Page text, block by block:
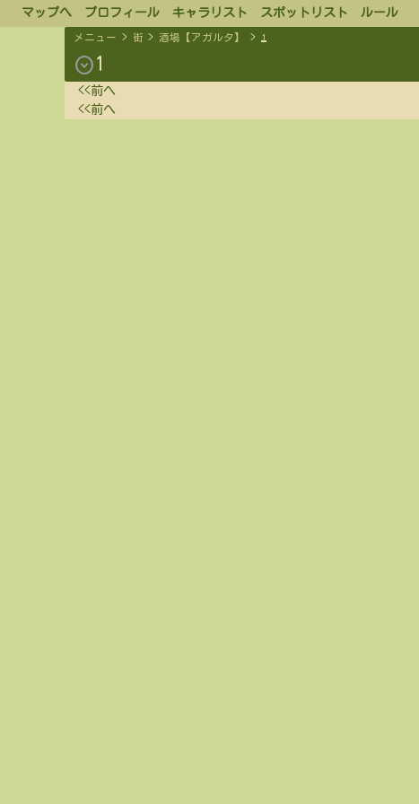
マップへ プロフィール キャラリスト スポットリスト ルール
メニュー > 街 > 酒場【アガルタ】 > 1
expand_circle_down1
<<前へ
<<前へ